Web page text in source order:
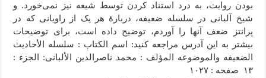
بودن روایت، به درد استناد کردن توسط شیعه نیز نمی‌خورد. و
شیخ آلبانی در سلسله ضعیفه، دربارۀ هر یک از راویانی که در
پرانتز ضعف آنها را آوردم، توضیح داده است، برای توضیحات
بیشتر به این آدرس مراجعه کنید: اسم الکتاب : سلسله الأحادیث
الضعیفه والموضوعه المؤلف : محمد ناصرالدین الألبانی: الجزء :
۱۳ صفحه : ۱۰۲۷